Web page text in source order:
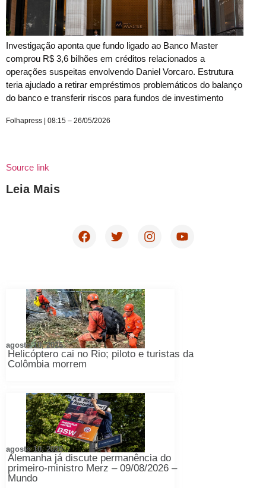
Investigação aponta que fundo ligado ao Banco Master
comprou R$ 3,6 bilhões em créditos relacionados a
operações suspeitas envolvendo Daniel Vorcaro. Estrutura
teria ajudado a retirar empréstimos problemáticos do balanço
do banco e transferir riscos para fundos de investimento
Folhapress | 08:15 – 26/05/2026
Source link
Leia Mais
Helicóptero cai no Rio; piloto e turistas da
Colômbia morrem
agosto 10, 2026
Alemanha já discute permanência do
primeiro-ministro Merz – 09/08/2026 –
Mundo
agosto 10, 2026